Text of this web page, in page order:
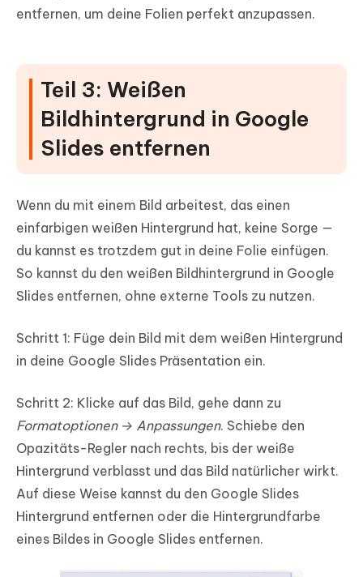
entfernen, um deine Folien perfekt anzupassen.
Teil 3: Weißen
Bildhintergrund in Google
Slides entfernen
Wenn du mit einem Bild arbeitest, das einen
einfarbigen weißen Hintergrund hat, keine Sorge —
du kannst es trotzdem gut in deine Folie einfügen.
So kannst du den weißen Bildhintergrund in Google
Slides entfernen, ohne externe Tools zu nutzen.
Schritt 1: Füge dein Bild mit dem weißen Hintergrund
in deine Google Slides Präsentation ein.
Schritt 2: Klicke auf das Bild, gehe dann zu
Formatoptionen → Anpassungen. Schiebe den
Opazitäts-Regler nach rechts, bis der weiße
Hintergrund verblasst und das Bild natürlicher wirkt.
Auf diese Weise kannst du den Google Slides
Hintergrund entfernen oder die Hintergrundfarbe
eines Bildes in Google Slides entfernen.